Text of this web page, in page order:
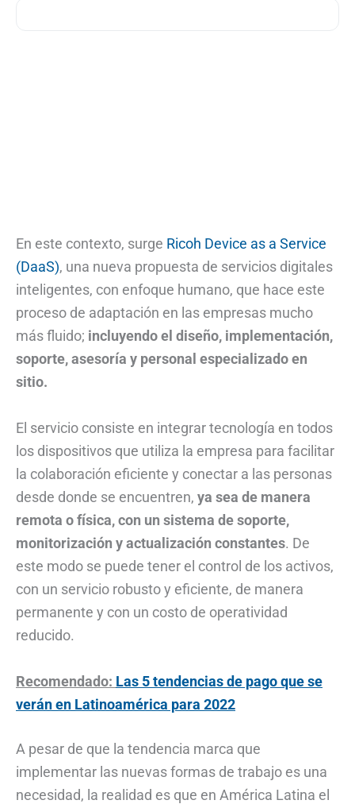
En este contexto, surge Ricoh Device as a Service
(DaaS), una nueva propuesta de servicios digitales
inteligentes, con enfoque humano, que hace este
proceso de adaptación en las empresas mucho
más fluido; incluyendo el diseño, implementación,
soporte, asesoría y personal especializado en
sitio.
El servicio consiste en integrar tecnología en todos
los dispositivos que utiliza la empresa para facilitar
la colaboración eficiente y conectar a las personas
desde donde se encuentren, ya sea de manera
remota o física, con un sistema de soporte,
monitorización y actualización constantes. De
este modo se puede tener el control de los activos,
con un servicio robusto y eficiente, de manera
permanente y con un costo de operatividad
reducido.
Recomendado: Las 5 tendencias de pago que se
verán en Latinoamérica para 2022
A pesar de que la tendencia marca que
implementar las nuevas formas de trabajo es una
necesidad, la realidad es que en América Latina el